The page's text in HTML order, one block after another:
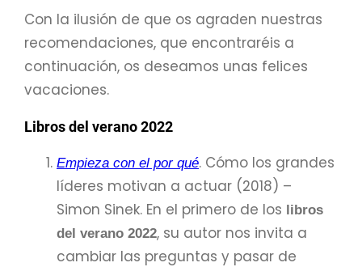
Con la ilusión de que os agraden nuestras
recomendaciones, que encontraréis a
continuación, os deseamos unas felices
vacaciones.
Libros del verano 2022
Empieza con el por qué. Cómo los grandes
líderes motivan a actuar (2018) –
Simon Sinek. En el primero de los libros
del verano 2022, su autor nos invita a
cambiar las preguntas y pasar de